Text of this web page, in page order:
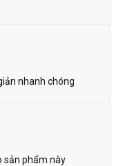
nhanh chóng
sản phẩm này